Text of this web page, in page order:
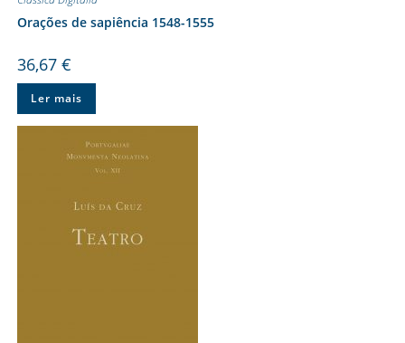
Orações de sapiência 1548-1555
36,67 €
Ler mais